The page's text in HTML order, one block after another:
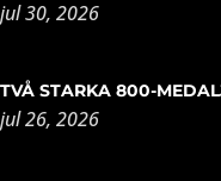
jul 30, 2026
TVÅ STARKA 800-
jul 26, 2026